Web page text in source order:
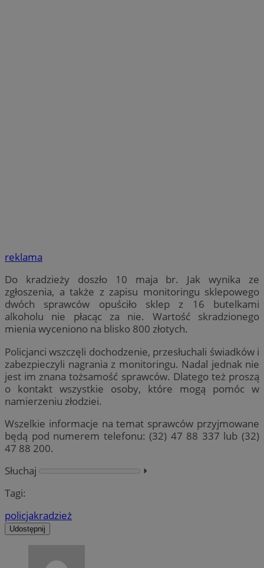
reklama
Do kradzieży doszło 10 maja br. Jak wynika ze
zgłoszenia, a także z zapisu monitoringu sklepowego
dwóch sprawców opuściło sklep z 16 butelkami
alkoholu nie płacąc za nie. Wartość skradzionego
mienia wyceniono na blisko 800 złotych.
Policjanci wszczęli dochodzenie, przesłuchali świadków i
zabezpieczyli nagrania z monitoringu. Nadal jednak nie
jest im znana tożsamość sprawców. Dlatego też proszą
o kontakt wszystkie osoby, które mogą pomóc w
namierzeniu złodziei.
Wszelkie informacje na temat sprawców przyjmowane
będą pod numerem telefonu: (32) 47 88 337 lub (32)
47 88 200.
Słuchaj
⏵︎
Tagi:
policjakradzież
Udostępnij